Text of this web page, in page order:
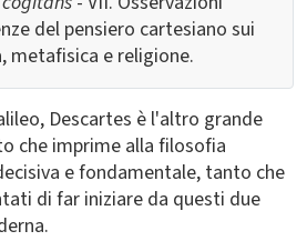
del pensiero cartesiano sui
metafisica e religione.
Descartes è l'altro grande
che imprime alla filosofia
e fondamentale, tanto che
di far iniziare da questi due